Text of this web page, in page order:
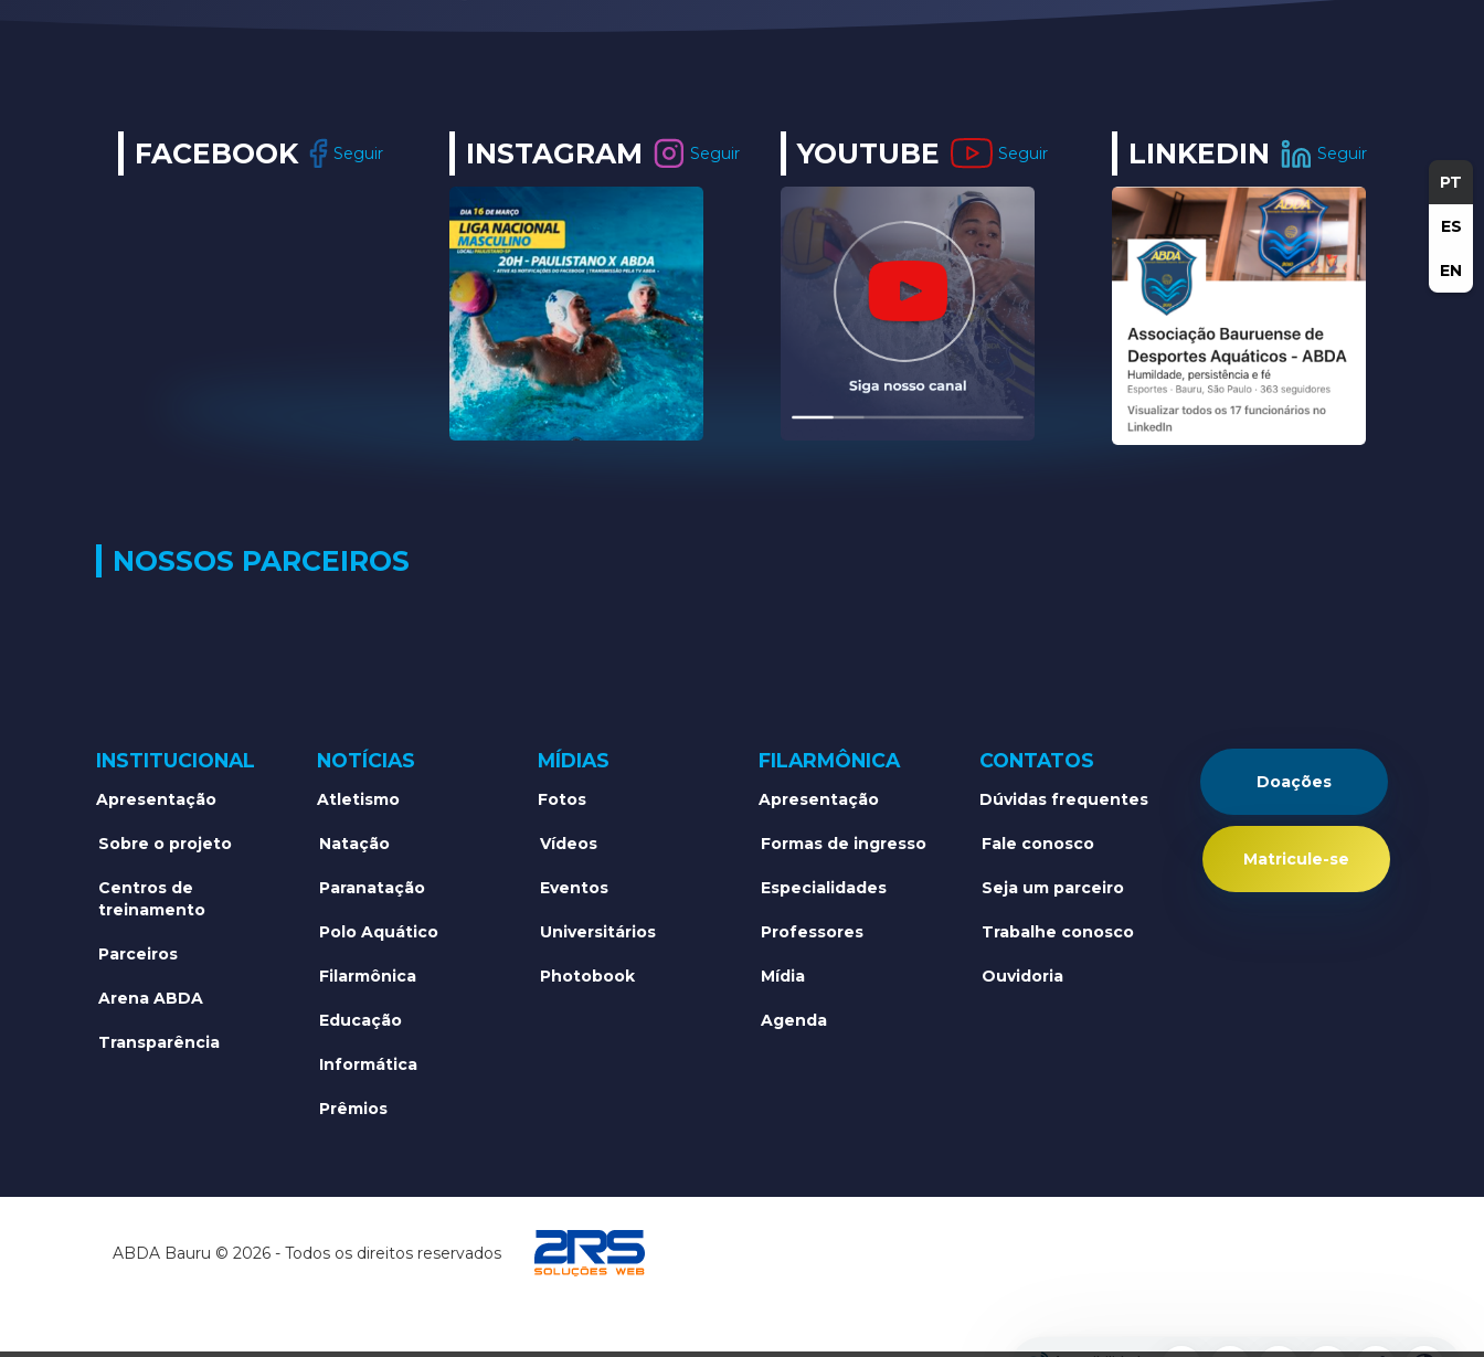
PT
ES
EN
FACEBOOK Seguir INSTAGRAM Seguir YOUTUBE Seguir LINKEDIN Seguir
NOSSOS PARCEIROS
INSTITUCIONAL
Apresentação
Sobre o projeto
Centros de
treinamento
Parceiros
Arena ABDA
Transparência
NOTÍCIAS
Atletismo
Natação
Paranatação
Polo Aquático
Filarmônica
Educação
Informática
Prêmios
MÍDIAS
Fotos
Vídeos
Eventos
Universitários
Photobook
FILARMÔNICA
Apresentação
Formas de ingresso
Especialidades
Professores
Mídia
Agenda
CONTATOS
Dúvidas frequentes
Fale conosco
Seja um parceiro
Trabalhe conosco
Ouvidoria
Doações
Matricule-se
ABDA Bauru © 2026 - Todos os direitos reservados